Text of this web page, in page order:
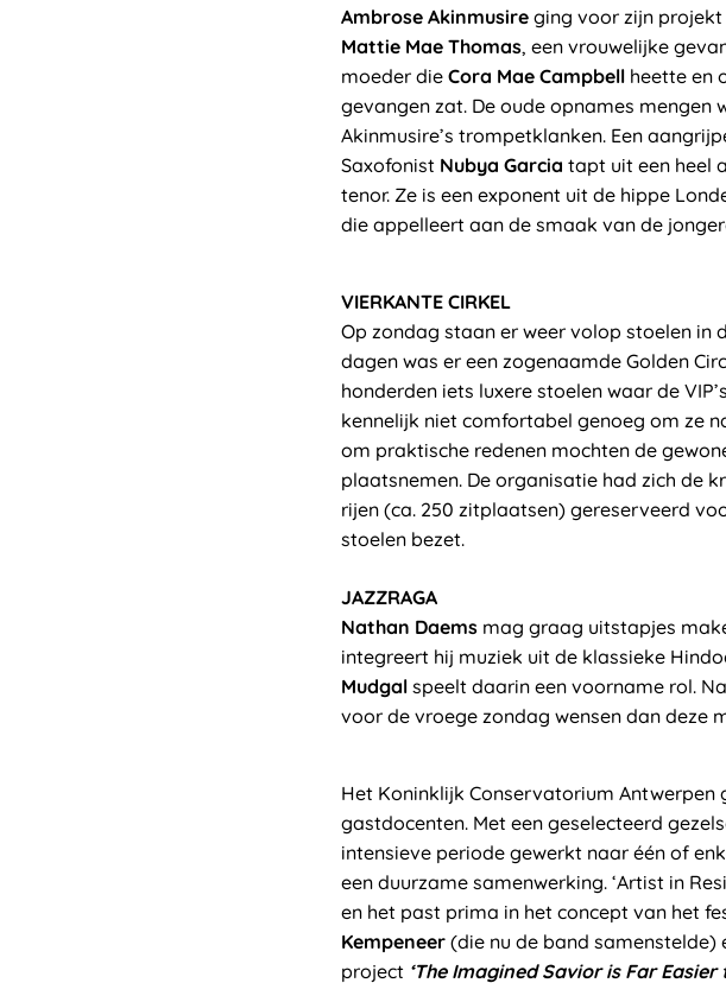
Ambrose Akinmusire ging voor zijn projekt
Mattie Mae Thomas, een vrouwelijke
moeder die Cora Mae Campbell heette en
gevangen zat. De oude opnames mengen
Akinmusire’s trompetklanken. Een
Saxofonist Nubya Garcia tapt uit een heel
tenor. Ze is een exponent uit de hippe
die appelleert aan de smaak van de
VIERKANTE CIRKEL
Op zondag staan er weer volop stoelen in
dagen was er een zogenaamde Golden
honderden iets luxere stoelen waar de
kennelijk niet comfortabel genoeg om ze
om praktische redenen mochten de
plaatsnemen. De organisatie had zich de
rijen (ca. 250 zitplaatsen) gereserveerd
stoelen bezet.
JAZZRAGA
Nathan Daems mag graag uitstapjes
integreert hij muziek uit de klassieke
Mudgal speelt daarin een voorname rol.
voor de vroege zondag wensen dan deze
Het Koninklijk Conservatorium
gastdocenten. Met een geselecteerd
intensieve periode gewerkt naar één of
een duurzame samenwerking. ‘Artist in
en het past prima in het concept van het
Kempeneer (die nu de band samenstelde)
project ‘The Imagined Savior is Far Easier